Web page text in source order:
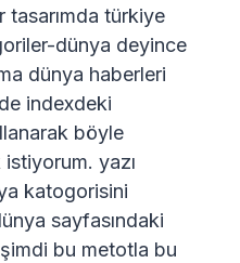
türkiye
dünya deyince
dünya haberleri
indexdeki
böyle
yazı
katogorisini
sayfasındaki
bu metotla bu